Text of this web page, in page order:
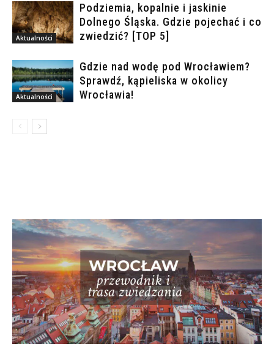
Aktualności
Podziemia, kopalnie i jaskinie
Dolnego Śląska. Gdzie pojechać i co
zwiedzić? [TOP 5]
Aktualności
Gdzie nad wodę pod Wrocławiem?
Sprawdź, kąpieliska w okolicy
Wrocławia!